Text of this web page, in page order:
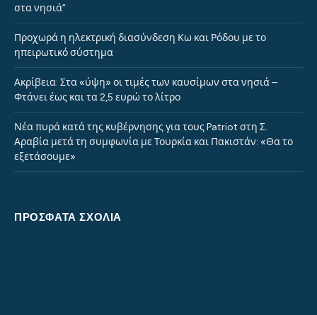
στα νησιά”
Προχωρά η ηλεκτρική διασύνδεση Κω και Ρόδου με το
ηπειρωτικό σύστημα
Ακρίβεια: Στα «ύψη» οι τιμές των καυσίμων στα νησιά –
Φτάνει έως και τα 2,5 ευρώ το λίτρο
Νέα πυρά κατά της κυβέρνησης για τους Patriot στη Σ.
Αραβία μετά τη συμφωνία με Τουρκία και Πακιστάν: «Θα το
εξετάσουμε»
ΠΡΌΣΦΑΤΑ ΣΧΌΛΙΑ